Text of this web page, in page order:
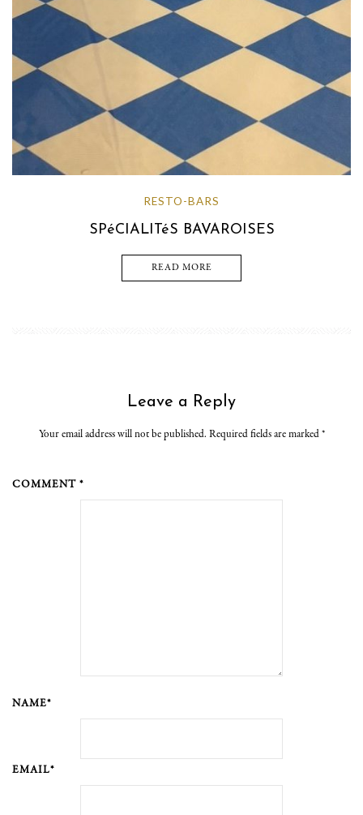
RESTO-BARS
SPéCIALITéS BAVAROISES
READ MORE
Leave a Reply
Your email address will not be published. Required fields are marked *
COMMENT *
NAME*
EMAIL*